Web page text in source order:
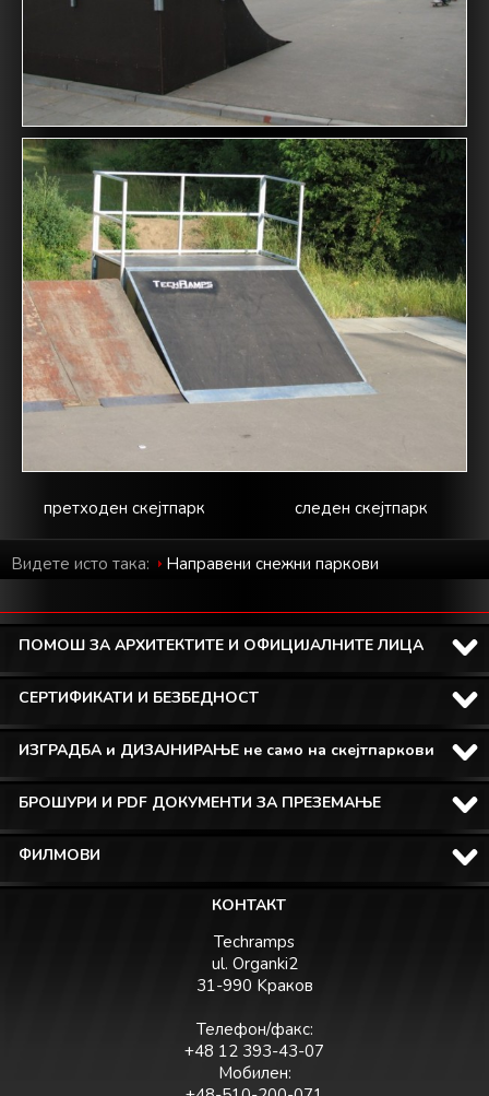
следен скејтпарк
претходен скејтпарк
Видете исто така: Направени снежни паркови
ПОМОШ ЗА АРХИТЕКТИТЕ И ОФИЦИЈАЛНИТЕ ЛИЦА
СЕРТИФИКАТИ И БЕЗБЕДНОСТ
ИЗГРАДБА и ДИЗАЈНИРАЊЕ не само на скејтпаркови
БРОШУРИ И PDF ДОКУМЕНТИ ЗА ПРЕЗЕМАЊЕ
ФИЛМОВИ
КОНТАКТ
Techramps
ul. Organki2
31-990 Kраков
Телефон/факс:
+48 12 393-43-07
Мобилен: